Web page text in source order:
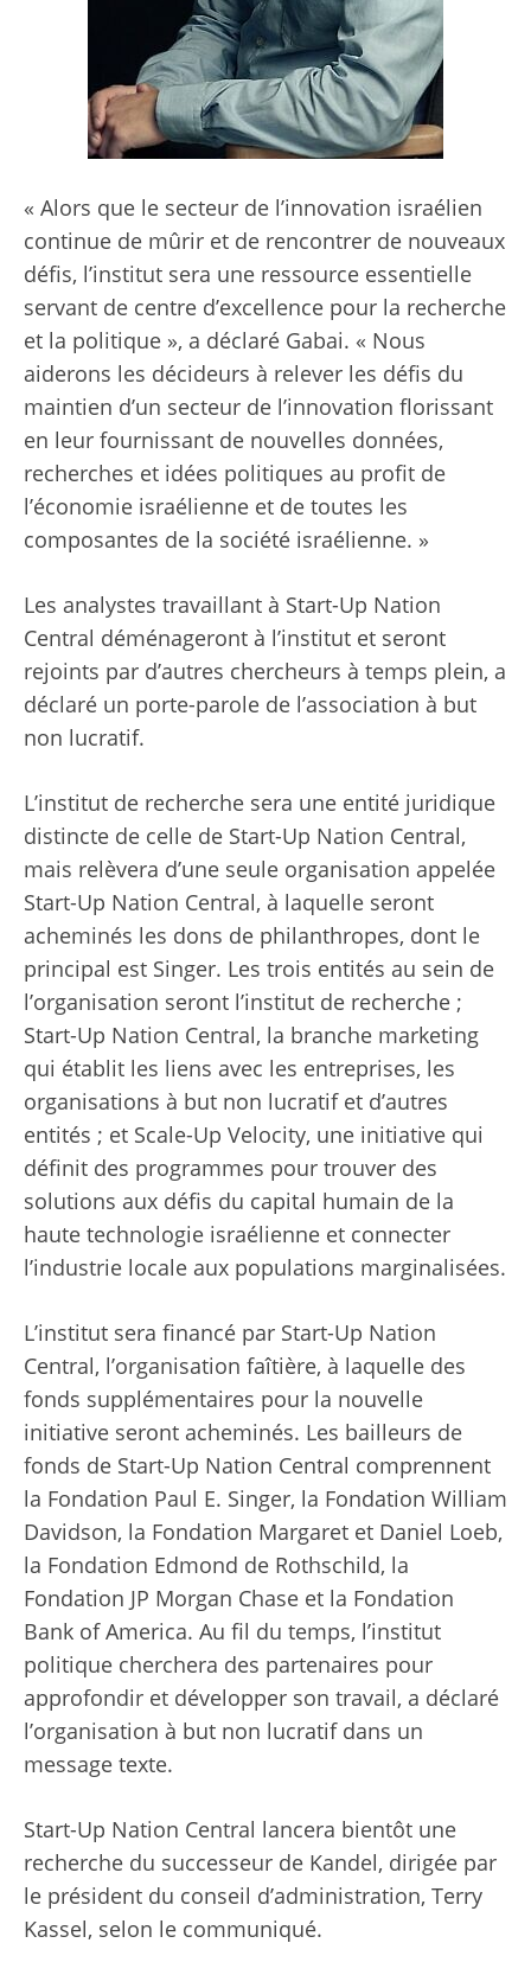
« Alors que le secteur de l’innovation israélien
continue de mûrir et de rencontrer de nouveaux
défis, l’institut sera une ressource essentielle
servant de centre d’excellence pour la recherche
et la politique », a déclaré Gabai. « Nous
aiderons les décideurs à relever les défis du
maintien d’un secteur de l’innovation florissant
en leur fournissant de nouvelles données,
recherches et idées politiques au profit de
l’économie israélienne et de toutes les
composantes de la société israélienne. »
Les analystes travaillant à Start-Up Nation
Central déménageront à l’institut et seront
rejoints par d’autres chercheurs à temps plein, a
déclaré un porte-parole de l’association à but
non lucratif.
L’institut de recherche sera une entité juridique
distincte de celle de Start-Up Nation Central,
mais relèvera d’une seule organisation appelée
Start-Up Nation Central, à laquelle seront
acheminés les dons de philanthropes, dont le
principal est Singer. Les trois entités au sein de
l’organisation seront l’institut de recherche ;
Start-Up Nation Central, la branche marketing
qui établit les liens avec les entreprises, les
organisations à but non lucratif et d’autres
entités ; et Scale-Up Velocity, une initiative qui
définit des programmes pour trouver des
solutions aux défis du capital humain de la
haute technologie israélienne et connecter
l’industrie locale aux populations marginalisées.
L’institut sera financé par Start-Up Nation
Central, l’organisation faîtière, à laquelle des
fonds supplémentaires pour la nouvelle
initiative seront acheminés. Les bailleurs de
fonds de Start-Up Nation Central comprennent
la Fondation Paul E. Singer, la Fondation William
Davidson, la Fondation Margaret et Daniel Loeb,
la Fondation Edmond de Rothschild, la
Fondation JP Morgan Chase et la Fondation
Bank of America. Au fil du temps, l’institut
politique cherchera des partenaires pour
approfondir et développer son travail, a déclaré
l’organisation à but non lucratif dans un
message texte.
Start-Up Nation Central lancera bientôt une
recherche du successeur de Kandel, dirigée par
le président du conseil d’administration, Terry
Kassel, selon le communiqué.